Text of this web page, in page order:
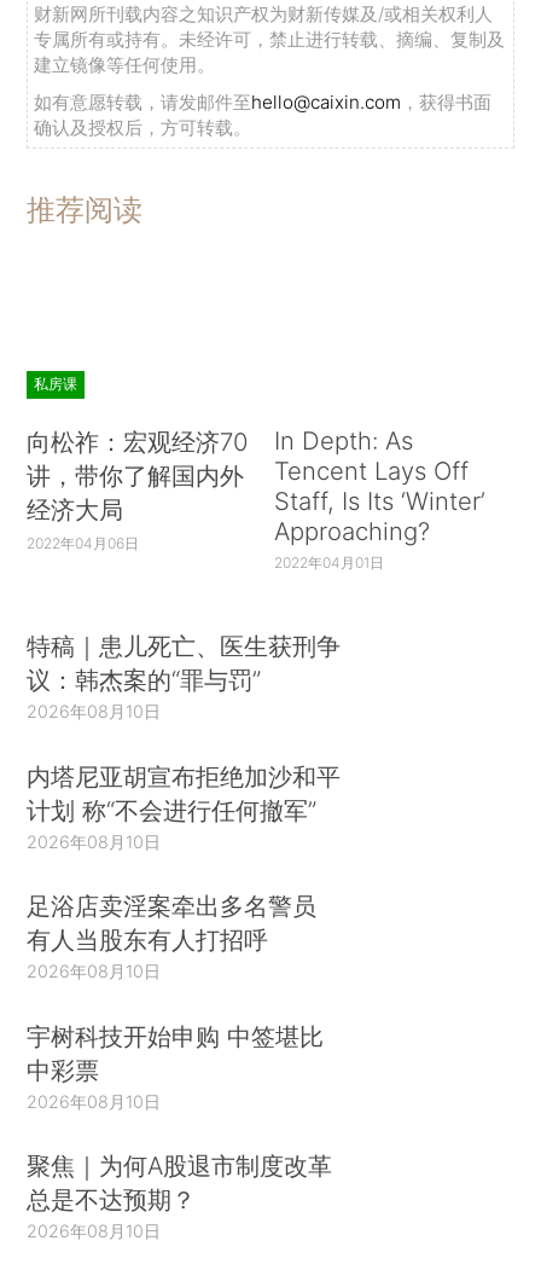
财新网所刊载内容之知识产权为财新传媒及/或相关权利人
专属所有或持有。未经许可，禁止进行转载、摘编、复制及
建立镜像等任何使用。
如有意愿转载，请发邮件至hello@caixin.com ，获得书面
确认及授权后，方可转载。
推荐阅读
私房课
向松祚：宏观经济70
讲，带你了解国内外
经济大局
2022年04月06日
In Depth: As
Tencent Lays Off
Staff, Is Its ‘Winter’
Approaching?
2022年04月01日
特稿｜患儿死亡、医生获刑争
议：韩杰案的“罪与罚”
2026年08月10日
内塔尼亚胡宣布拒绝加沙和平
计划 称“不会进行任何撤军”
2026年08月10日
足浴店卖淫案牵出多名警员
有人当股东有人打招呼
2026年08月10日
宇树科技开始申购 中签堪比
中彩票
2026年08月10日
聚焦｜为何A股退市制度改革
总是不达预期？
2026年08月10日